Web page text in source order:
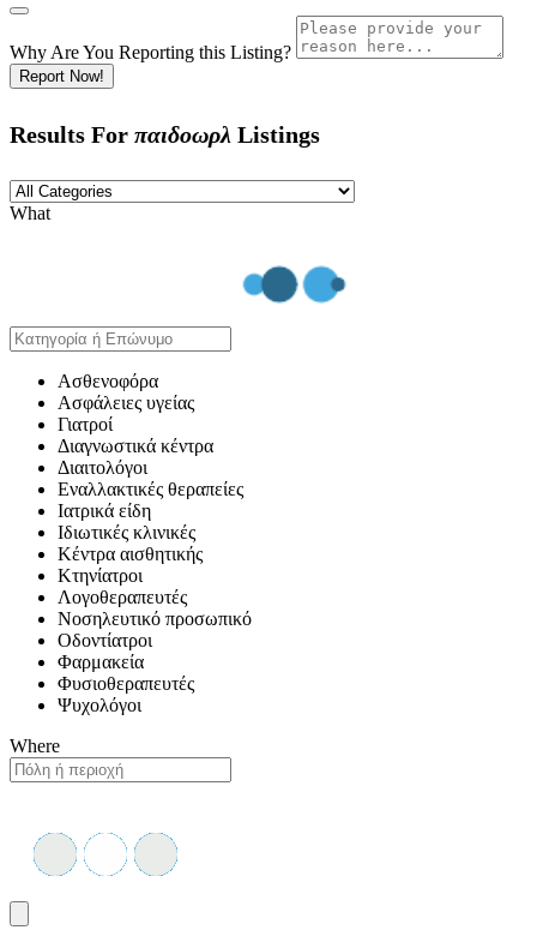
Why Are You Reporting this Listing?
Report Now!
Results For παιδοωρλ Listings
What
Ασθενοφόρα
Ασφάλειες υγείας
Γιατροί
Διαγνωστικά κέντρα
Διαιτολόγοι
Εναλλακτικές θεραπείες
Ιατρικά είδη
Ιδιωτικές κλινικές
Κέντρα αισθητικής
Κτηνίατροι
Λογοθεραπευτές
Νοσηλευτικό προσωπικό
Οδοντίατροι
Φαρμακεία
Φυσιοθεραπευτές
Ψυχολόγοι
Where